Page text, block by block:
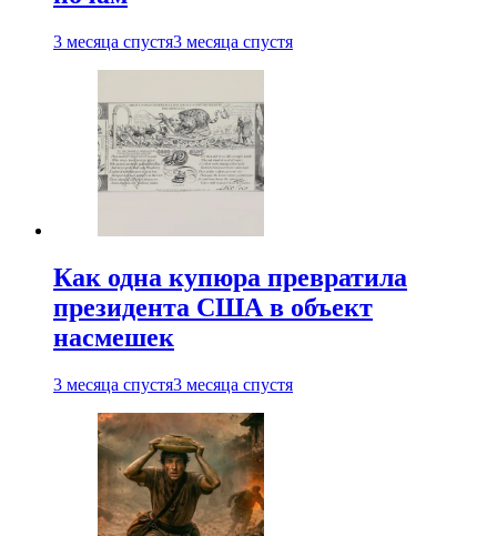
3 месяца спустя3 месяца спустя
Как одна купюра превратила
президента США в объект
насмешек
3 месяца спустя3 месяца спустя